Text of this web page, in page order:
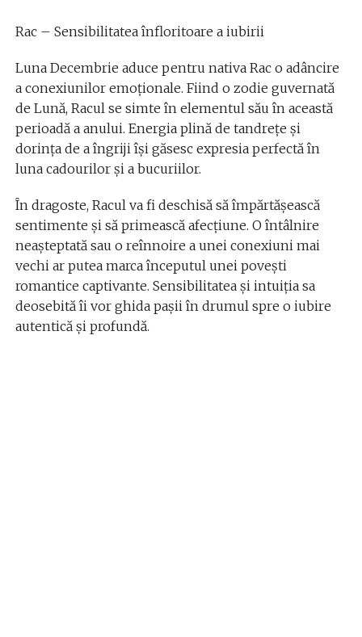
Rac – Sensibilitatea înfloritoare a iubirii
Luna Decembrie aduce pentru nativa Rac o adâncire
a conexiunilor emoționale. Fiind o zodie guvernată
de Lună, Racul se simte în elementul său în această
perioadă a anului. Energia plină de tandrețe și
dorința de a îngriji își găsesc expresia perfectă în
luna cadourilor și a bucuriilor.
În dragoste, Racul va fi deschisă să împărtășească
sentimente și să primească afecțiune. O întâlnire
neașteptată sau o reînnoire a unei conexiuni mai
vechi ar putea marca începutul unei povești
romantice captivante. Sensibilitatea și intuiția sa
deosebită îi vor ghida pașii în drumul spre o iubire
autentică și profundă.